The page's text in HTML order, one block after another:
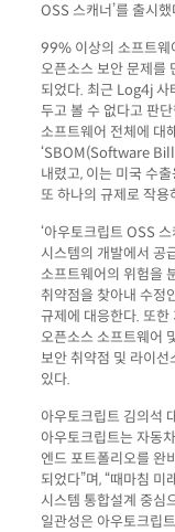
OSS 스캐너’를 출시했
99% 이상의 소프트웨
오픈소스 보안 문제를
되었다. 최근 Log4j 사
두고 볼 수 없다고 판
소프트웨어 전체에 대
‘SBOM(Software Bill
내렸고, 이는 미국 수
또 하나의 규제로 작용
‘아우토크립트 OSS
시스템의 개발에서 공
소프트웨어의 위험을
취약점을 찾아내 수정
규제에 대응한다. 또한
오픈소스 소프트웨어
보안 취약점 및 라이
있다.
아우토크립트 김의석
아우토크립트는 자동
엔드 포트폴리오를 완
되었다”며, “때마침
시스템 통합설계 중심
일관성은 아우토크립